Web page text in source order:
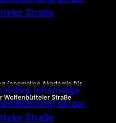
(ehemalige Akademie für
Wolfenbütteler Straße